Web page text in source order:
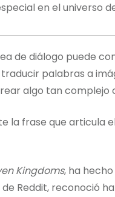
en el universo
de diálogo puede
palabras a
algo tan complejo
la frase que articula
Kingdoms, ha
Reddit, reconoció